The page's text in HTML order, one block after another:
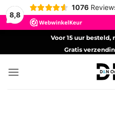
8,8
1076
Voor 15 uur besteld,
Gratis